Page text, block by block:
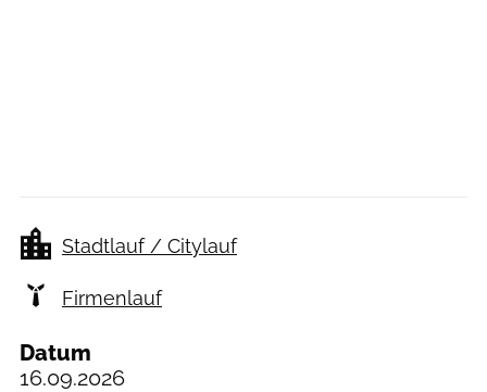
Stadtlauf / Citylauf
Firmenlauf
Datum
16.09.2026